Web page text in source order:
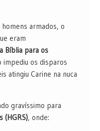
armados, o
eram
Bíblia para os
impediu os disparos
atingiu Carine na nuca
gravíssimo para
(HGRS), onde: